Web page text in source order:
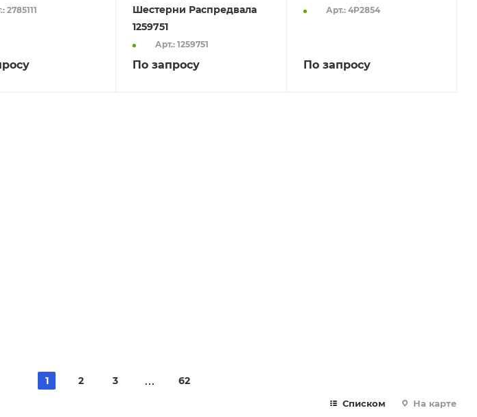
2785111
Шестерни Распредвала
1259751
Арт.: 1259751
По запросу
Арт.: 4P2854
По запросу
1 2 3 62
Списком На карте